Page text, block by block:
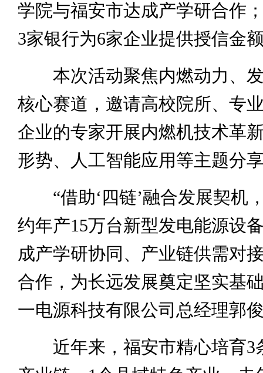
学院与福安市达成产学研合作
3家银行为6家企业提供授信金
本次活动聚焦内燃动力、发
核心赛道，邀请高校院所、专
企业的专家开展内燃机技术革
形势、人工智能应用等主题分
“借助‘四链’融合发展契机
约年产15万台新型发电能源设
成产学研协同、产业链供需对
合作，为长远发展奠定坚实基
一电源科技有限公司总经理郭
近年来，福安市精心培育3